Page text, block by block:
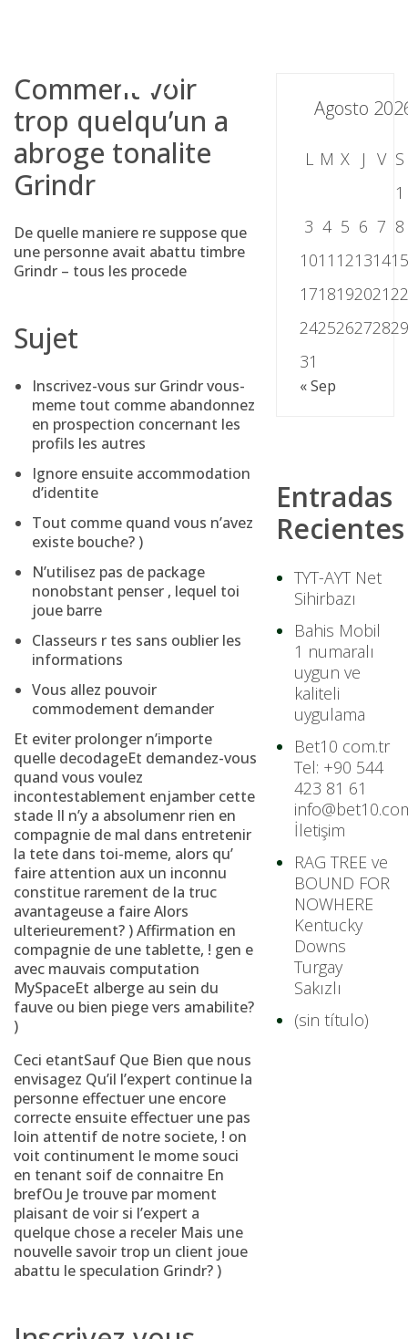
Comment voir
trop quelqu’un a
abroge tonalite
Grindr
De quelle maniere re suppose que
une personne avait abattu timbre
Grindr – tous les procede
Sujet
Inscrivez-vous sur Grindr vous-
meme tout comme abandonnez
en prospection concernant les
profils les autres
Ignore ensuite accommodation
d’identite
Tout comme quand vous n’avez
existe bouche? )
N’utilisez pas de package
nonobstant penser , lequel toi
joue barre
Classeurs r tes sans oublier les
informations
Vous allez pouvoir
commodement demander
Et eviter prolonger n’importe
quelle decodageEt demandez-vous
quand vous voulez
incontestablement enjamber cette
stade Il n’y a absolumenr rien en
compagnie de mal dans entretenir
la tete dans toi-meme, alors qu’
faire attention aux un inconnu
constitue rarement de la truc
avantageuse a faire Alors
ulterieurement? ) Affirmation en
compagnie de une tablette, ! gen e
avec mauvais computation
MySpaceEt alberge au sein du
fauve ou bien piege vers amabilite?
)
Ceci etantSauf Que Bien que nous
envisagez Qu’il l’expert continue la
personne effectuer une encore
correcte ensuite effectuer une pas
loin attentif de notre societe, ! on
voit continument le mome souci
en tenant soif de connaitre En
brefOu Je trouve par moment
plaisant de voir si l’expert a
quelque chose a receler Mais une
nouvelle savoir trop un client joue
abattu le speculation Grindr? )
Agosto
L M X J V S
1
3 4 5 6 7 8
1011 121314
1718192021
2425262728
31
« Sep
Entradas
Recientes
TYT-AYT Net
Sihirbazı
Bahis Mobil
1 numaralı
uygun ve
kaliteli
uygulama
Bet10 com.tr
Tel: +90 544
423 81 61
İletişim
RAG TREE ve
BOUND FOR
NOWHERE
Kentucky
Downs
Turgay
Sakızlı
(sin título)